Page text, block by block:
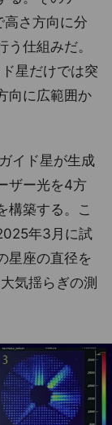
高さ方向に分
仕組みだ。
星だけでは突
向に広範囲か
イド星が生成
ザー光を4方
構築する。こ
年3月に試
星座の直径を
気揺らぎの測